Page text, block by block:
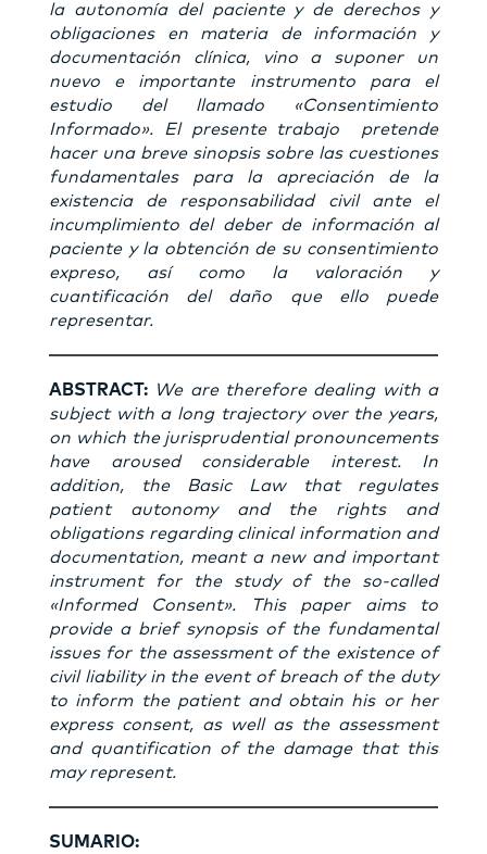
la autonomía del paciente y de derechos y
obligaciones en materia de información y
documentación clínica, vino a suponer un
nuevo e importante instrumento para el
estudio del llamado «Consentimiento
Informado». El presente trabajo pretende
hacer una breve sinopsis sobre las cuestiones
fundamentales para la apreciación de la
existencia de responsabilidad civil ante el
incumplimiento del deber de información al
paciente y la obtención de su consentimiento
expreso, así como la valoración y
cuantificación del daño que ello puede
representar.
ABSTRACT: We are therefore dealing with a
subject with a long trajectory over the years,
on which the jurisprudential pronouncements
have aroused considerable interest. In
addition, the Basic Law that regulates
patient autonomy and the rights and
obligations regarding clinical information and
documentation, meant a new and important
instrument for the study of the so-called
«Informed Consent». This paper aims to
provide a brief synopsis of the fundamental
issues for the assessment of the existence of
civil liability in the event of breach of the duty
to inform the patient and obtain his or her
express consent, as well as the assessment
and quantification of the damage that this
may represent.
SUMARIO: